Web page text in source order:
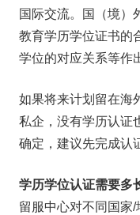
国际交流。国（境）
教育学历学位证书的
学位的对应关系等作
如果将来计划留在海
私企，没有学历认证
确定，建议先完成认
学历学位认证需要多
留服中心对不同国家